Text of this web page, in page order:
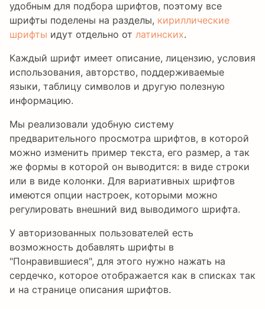
удобным для подбора шрифтов, поэтому все
шрифты поделены на разделы, кириллические
шрифты идут отдельно от латинских.
Каждый шрифт имеет описание, лицензию, условия
использования, авторство, поддерживаемые
языки, таблицу символов и другую полезную
информацию.
Мы реализовали удобную систему
предварительного просмотра шрифтов, в которой
можно изменить пример текста, его размер, а так
же формы в которой он выводится: в виде строки
или в виде колонки. Для вариативных шрифтов
имеются опции настроек, которыми можно
регулировать внешний вид выводимого шрифта.
У авторизованных пользователей есть
возможность добавлять шрифты в
"Понравившиеся", для этого нужно нажать на
сердечко, которое отображается как в списках так
и на странице описания шрифтов.